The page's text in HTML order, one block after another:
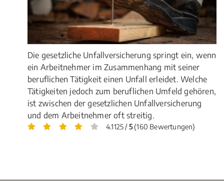
Die gesetzliche Unfallversicherung springt ein, wenn
ein Arbeitnehmer im Zusammenhang mit seiner
beruflichen Tätigkeit einen Unfall erleidet. Welche
Tätigkeiten jedoch zum beruflichen Umfeld gehören,
ist zwischen der gesetzlichen Unfallversicherung
und dem Arbeitnehmer oft streitig.
4.1125 / 5(160 Bewertungen)